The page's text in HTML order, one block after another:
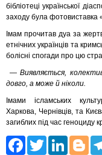
бібліотеці української
заходу була фотовиставка
Імам прочитав дуа за
етнічних українців та
болісні спогади про цю
— Виявляється,
довго, а може й ніколи.
Імами ісламських
Харкова, Чернівців, та
загиблих під час геноциду